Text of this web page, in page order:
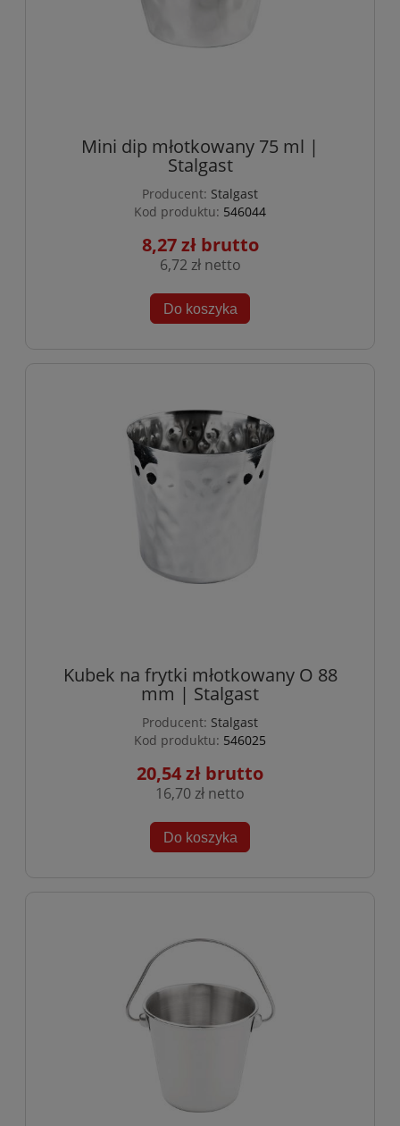
Mini dip młotkowany 75 ml |
Stalgast
Producent: Stalgast
Kod produktu: 546044
8,27 zł
6,72 zł
Do koszyka
Kubek na frytki młotkowany O 88
mm | Stalgast
Producent: Stalgast
Kod produktu: 546025
20,54 zł
16,70 zł
Do koszyka